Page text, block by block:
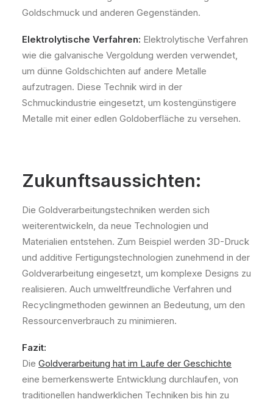
Goldschmuck und anderen Gegenständen.
Elektrolytische Verfahren: Elektrolytische Verfahren
wie die galvanische Vergoldung werden verwendet,
um dünne Goldschichten auf andere Metalle
aufzutragen. Diese Technik wird in der
Schmuckindustrie eingesetzt, um kostengünstigere
Metalle mit einer edlen Goldoberfläche zu versehen.
Zukunftsaussichten:
Die Goldverarbeitungstechniken werden sich
weiterentwickeln, da neue Technologien und
Materialien entstehen. Zum Beispiel werden 3D-Druck
und additive Fertigungstechnologien zunehmend in der
Goldverarbeitung eingesetzt, um komplexe Designs zu
realisieren. Auch umweltfreundliche Verfahren und
Recyclingmethoden gewinnen an Bedeutung, um den
Ressourcenverbrauch zu minimieren.
Fazit:
Die Goldverarbeitung hat im Laufe der Geschichte
eine bemerkenswerte Entwicklung durchlaufen, von
traditionellen handwerklichen Techniken bis hin zu